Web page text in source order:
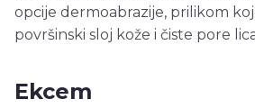
opcije dermoabrazije, prilikom
površinski sloj kože i čiste pore
Ekcem